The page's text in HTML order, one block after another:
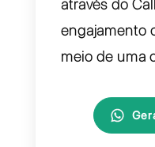
para
buscam
único do